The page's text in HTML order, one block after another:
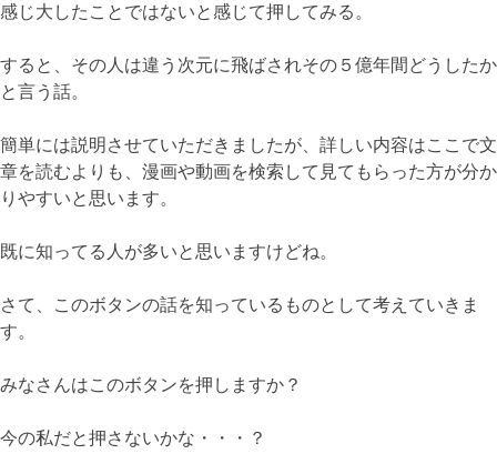
感じ大したことではないと感じて押してみる。
すると、その人は違う次元に飛ばされその５億年間どうしたか
と言う話。
簡単には説明させていただきましたが、詳しい内容はここで文
章を読むよりも、漫画や動画を検索して見てもらった方が分か
りやすいと思います。
既に知ってる人が多いと思いますけどね。
さて、このボタンの話を知っているものとして考えていきま
す。
みなさんはこのボタンを押しますか？
今の私だと押さないかな・・・？